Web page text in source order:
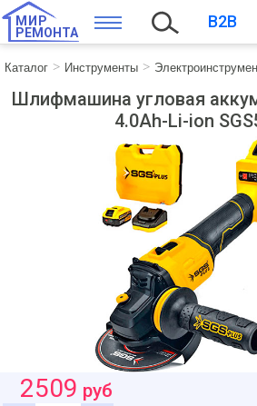
МИР
РЕМОНТА
B2B
Каталог Инструменты
Шлифмашина угловая
4.0Ah-Li-ion
2509 руб